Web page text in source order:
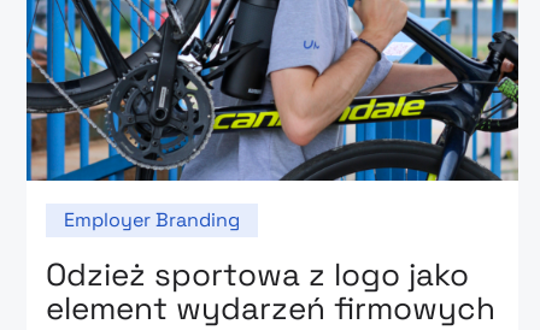
Employer Branding
Odzież sportowa z logo jako
element wydarzeń firmowych